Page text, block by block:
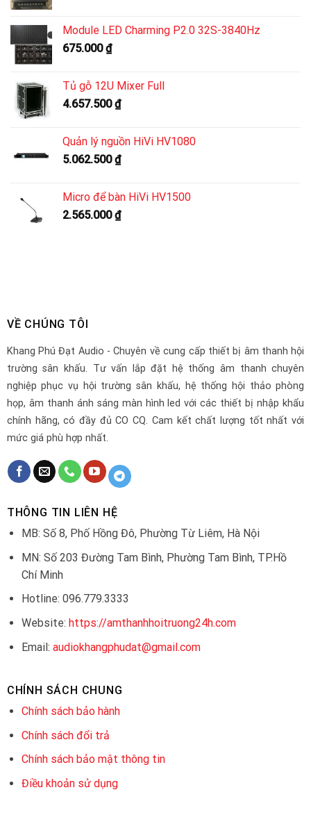
Module LED Charming P2.0 32S-3840Hz
675.000₫
Tủ gỗ 12U Mixer Full
4.657.500₫
Quản lý nguồn HiVi HV1080
5.062.500₫
Micro để bàn HiVi HV1500
2.565.000₫
VỀ CHÚNG TÔI
Khang Phú Đạt Audio - Chuyên về cung cấp thiết bị âm thanh hội
trường sân khấu. Tư vấn lắp đặt hệ thống âm thanh chuyên
nghiệp phục vụ hội trường sân khấu, hệ thống hội thảo phòng
họp, âm thanh ánh sáng màn hình led với các thiết bị nhập khẩu
chính hãng, có đầy đủ CO CQ. Cam kết chất lượng tốt nhất với
mức giá phù hợp nhất.
THÔNG TIN LIÊN HỆ
MB: Số 8, Phố Hồng Đô, Phường Từ Liêm, Hà Nội
MN: Số 203 Đường Tam Bình, Phường Tam Bình, TP.Hồ
Chí Minh
Hotline: 096.779.3333
Website: https://amthanhhoitruong24h.com
Email: audiokhangphudat@gmail.com
CHÍNH SÁCH CHUNG
Chính sách bảo hành
Chính sách đổi trả
Chính sách bảo mật thông tin
Điều khoản sử dụng